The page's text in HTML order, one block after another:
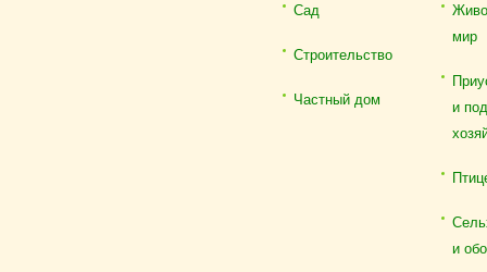
Сад
Строительство
Частный дом
мир
и
и